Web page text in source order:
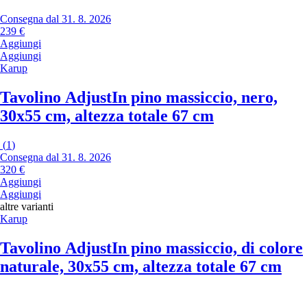
Consegna dal 31. 8. 2026
239 €
Aggiungi
Aggiungi
Karup
Tavolino AdjustIn pino massiccio, nero,
30x55 cm, altezza totale 67 cm
(1)
Consegna dal 31. 8. 2026
320 €
Aggiungi
Aggiungi
altre varianti
Karup
Tavolino AdjustIn pino massiccio, di colore
naturale, 30x55 cm, altezza totale 67 cm